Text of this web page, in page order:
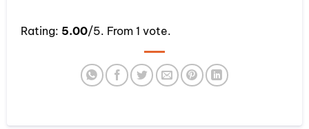
SUBMIT RATING
Rating: 5.00/5. From 1 vote.